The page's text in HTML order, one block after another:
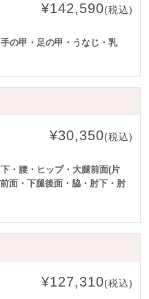
¥142,590(税込)
の甲・足の甲・うなじ・乳
¥30,350(税込)
・腰・ヒップ・大腿前面(片
面・下腿後面・脇・肘下・肘
¥127,310(税込)